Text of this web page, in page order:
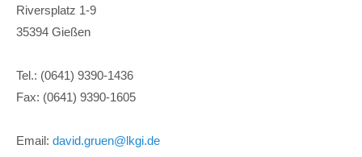
Support
24h/ 365days
Riversplatz 1-9
35394 Gießen
Tel.: (0641) 9390-1436
Fax: (0641) 9390-1605
Email: david.gruen@lkgi.de